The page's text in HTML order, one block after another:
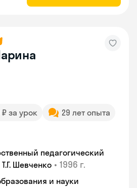
₽ за урок
29 лет опыта
педагогический
Шевченко • 1996 г.
и науки